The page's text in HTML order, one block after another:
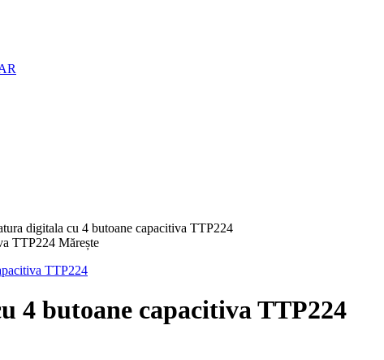
digitala cu 4 butoane capacitiva TTP224
Mărește
4 butoane capacitiva TTP224